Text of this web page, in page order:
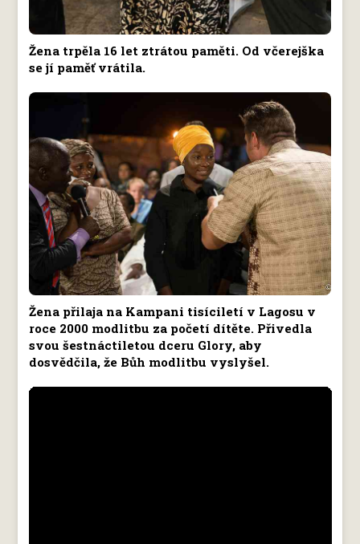
Žena trpěla 16 let ztrátou paměti. Od včerejška
se jí paměť vrátila.
Žena přilaja na Kampani tisíciletí v Lagosu v
roce 2000 modlitbu za početí dítěte. Přivedla
svou šestnáctiletou dceru Glory, aby
dosvědčila, že Bůh modlitbu vyslyšel.